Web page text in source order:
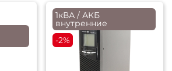
1кВА / АКБ
внутренние
-2%